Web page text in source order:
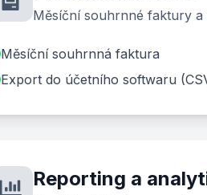
Měsíční souhrnné faktury a
Měsíční souhrnná faktura
Export do účetního softwaru
Reporting a